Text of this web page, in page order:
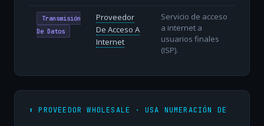
Transmisión
De Datos
Proveedor
De Acceso A
Internet
Servicio de acceso
a internet a
usuarios finales
(ISP).
⬆️ PROVEEDOR WHOLESALE · USA NUMERACIÓN DE